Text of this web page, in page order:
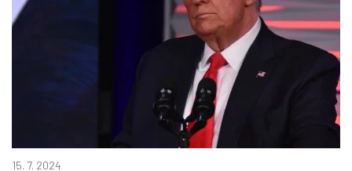
15. 7. 2024